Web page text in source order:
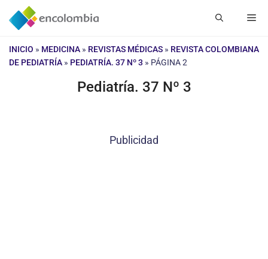
Saltar
INICIO » MEDICINA » REVISTAS MÉDICAS » REVISTA COLOMBIANA
DE PEDIATRÍA » PEDIATRÍA. 37 Nº 3 » PÁGINA 2
Pediatría. 37 Nº 3
Publicidad